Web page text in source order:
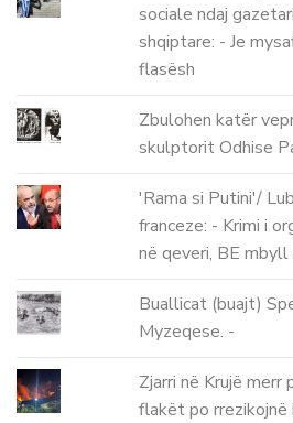
sociale ndaj
shqiptare: - Je
flasësh
Zbulohen katër
skulptorit Odhise
'Rama si Putini'/
franceze: - Krimi i
në qeveri, BE
Buallicat (buajt)
Myzeqese. -
Zjarri në Krujë merr
flakët po